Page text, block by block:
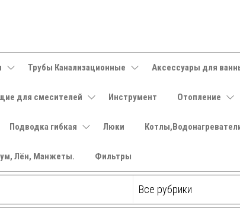
Трубы Канализационные Аксессуары для
для смесителей Инструмент Отопление
Подводка гибкая Люки
Лён, Манжеты. Фильтры